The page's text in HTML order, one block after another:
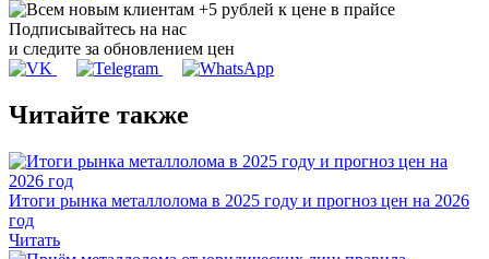
Подписывайтесь на нас
и следите за обновлением цен
Читайте также
Итоги рынка металлолома в 2025 году и прогноз цен на 2026
год
Читать